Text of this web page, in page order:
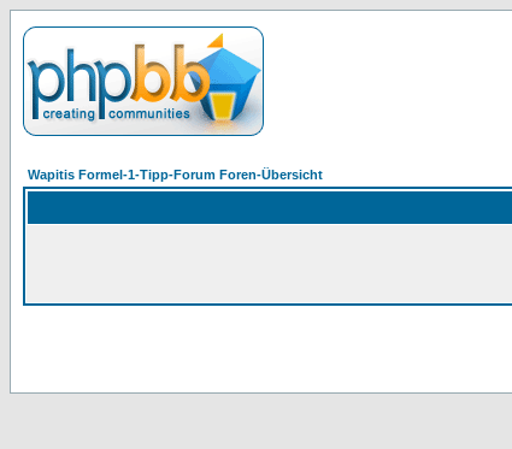
Wapitis Formel-1-Tipp-Forum Foren-Übersicht